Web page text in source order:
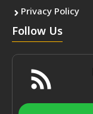
Privacy Policy
Follow Us